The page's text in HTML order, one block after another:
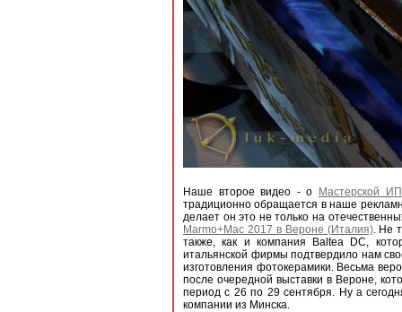
Наше второе видео - о
Мастерской
традиционно обращается в наше
делает он это не только на
Marmo+Mac 2017 в Вероне (Италия). Не
также, как и компания Baltea DC,
итальянской фирмы подтвердило нам
изготовления фотокерамики. Весьма
после очередной выставки в Вероне,
период с 26 по 29 сентября. Ну а
компании из Минска.